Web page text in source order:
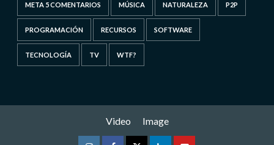
META 5 COMENTARIOS MÚSICA NATURALEZA P2P
PROGRAMACIÓN RECURSOS SOFTWARE
TECNOLOGÍA TV WTF?
Video Image